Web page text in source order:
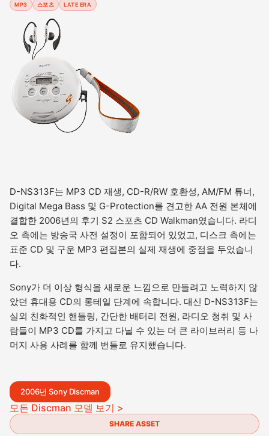
MP3 스포츠 LATE ERA
D-NS313F는 MP3 CD 재생, CD-R/RW 호환성, AM/FM 튜너,
Digital Mega Bass 및 G-Protection를 견고한 AA 전원 본체에
결합한 2006년의 후기 S2 스포츠 CD Walkman였습니다. 라디
오 측에는 방송국 사전 설정이 포함되어 있었고, 디스크 측에는
표준 CD 및 구운 MP3 편집본의 실제 재생에 중점을 두었습니
다.
Sony가 더 이상 형식을 새로운 느낌으로 만들려고 노력하지 않
았던 휴대용 CD의 롱테일 단계에 속합니다. 대신 D-NS313F는
실외 친화적인 핸들링, 간단한 배터리 전원, 라디오 청취 및 사
람들이 MP3 CD를 가지고 다닐 수 있는 더 큰 라이브러리 등 나
머지 사용 사례를 함께 번들로 유지했습니다.
2006년 Sony Discman
모든 Discman 모델 보기 >
SHARE ASSET